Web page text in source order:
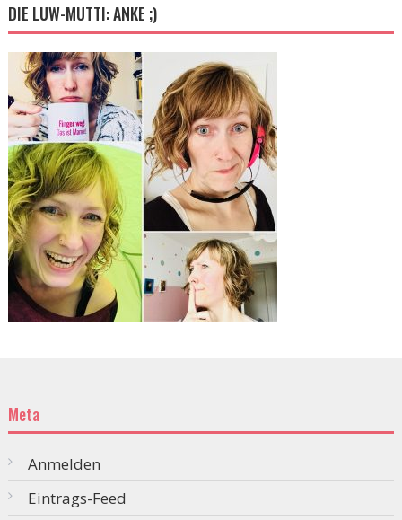
DIE LUW-MUTTI: ANKE ;)
Meta
Anmelden
Eintrags-Feed